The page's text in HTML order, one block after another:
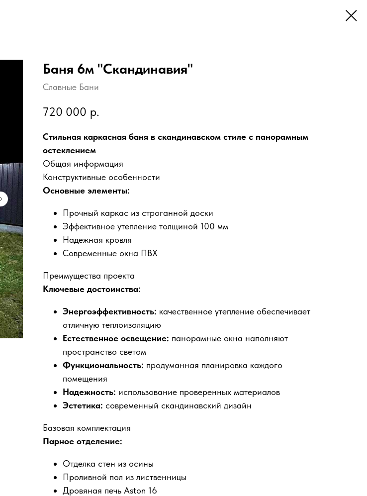
Баня 6м "Скандинавия"
Славные Бани
720 000 р.
Стильная каркасная баня в скандинавском стиле с панорамным
остеклением
Общая информация
Конструктивные особенности
Основные элементы:
Прочный каркас из строганной доски
Эффективное утепление толщиной 100 мм
Надежная кровля
Современные окна ПВХ
Преимущества проекта
Ключевые достоинства:
Энергоэффективность: качественное утепление обеспечивает
отличную теплоизоляцию
Естественное освещение: панорамные окна наполняют
пространство светом
Функциональность: продуманная планировка каждого
помещения
Надежность: использование проверенных материалов
Эстетика: современный скандинавский дизайн
Базовая комплектация
Парное отделение:
Отделка стен из осины
Проливной пол из лиственницы
Дровяная печь Aston 16